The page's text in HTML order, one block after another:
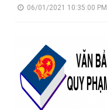
06/01/2021 10:35:00 PM